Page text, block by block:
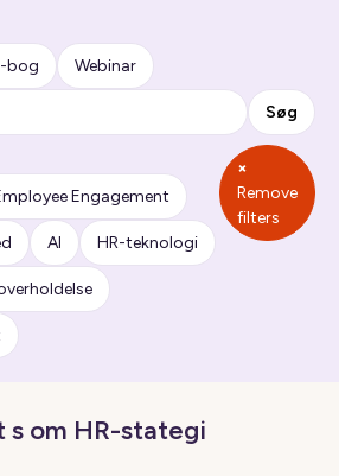
bog Webinar
Søg
Engagement
AI HR-teknologi
×
Remove
filters
s om HR-stategi